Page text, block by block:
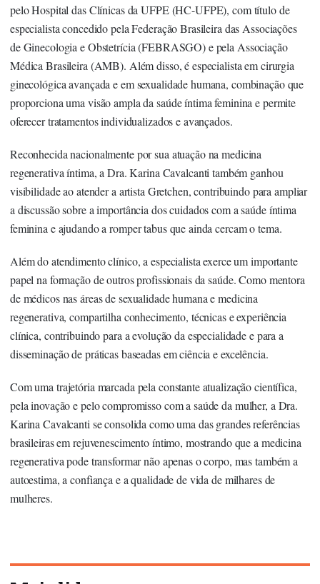
pelo Hospital das Clínicas da UFPE (HC-UFPE), com título de
especialista concedido pela Federação Brasileira das Associações
de Ginecologia e Obstetrícia (FEBRASGO) e pela Associação
Médica Brasileira (AMB). Além disso, é especialista em cirurgia
ginecológica avançada e em sexualidade humana, combinação que
proporciona uma visão ampla da saúde íntima feminina e permite
oferecer tratamentos individualizados e avançados.
Reconhecida nacionalmente por sua atuação na medicina
regenerativa íntima, aDra. Karina Cavalcantitambém ganhou
visibilidade ao atender a artista Gretchen, contribuindo para ampliar
a discussão sobre a importância dos cuidados com a saúde íntima
feminina e ajudando a romper tabus que ainda cercam o tema.
Além do atendimento clínico, a especialista exerce um importante
papel na formação de outros profissionais da saúde. Como mentora
de médicos nas áreas de sexualidade humana e medicina
regenerativa, compartilha conhecimento, técnicas e experiência
clínica, contribuindo para a evolução da especialidade e para a
disseminação de práticas baseadas em ciência e excelência.
Com uma trajetória marcada pela constante atualização científica,
pela inovação e pelo compromisso com a saúde da mulher, aDra.
Karina Cavalcantise consolida como uma das grandes referências
brasileiras em rejuvenescimento íntimo, mostrando que a medicina
regenerativa pode transformar não apenas o corpo, mas também a
autoestima, a confiança e a qualidade de vida de milhares de
mulheres.